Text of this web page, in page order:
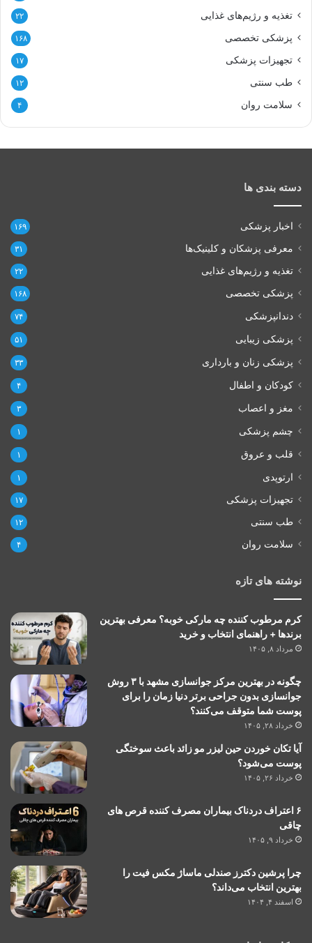
تغذیه و رژیم‌های غذایی ۲۲
پزشکی تخصصی ۱۶۸
تجهیزات پزشکی ۱۷
طب سنتی ۱۲
سلامت روان ۴
دسته بندی ها
اخبار پزشکی ۱۶۹
معرفی پزشکان و کلینیک‌ها ۳۱
تغذیه و رژیم‌های غذایی ۲۲
پزشکی تخصصی ۱۶۸
دندانپزشکی ۷۴
پزشکی زیبایی ۵۱
پزشکی زنان و بارداری ۳۳
کودکان و اطفال ۴
مغز و اعصاب ۳
چشم پزشکی ۱
قلب و عروق ۱
ارتوپدی ۱
تجهیزات پزشکی ۱۷
طب سنتی ۱۲
سلامت روان ۴
نوشته های تازه
کرم مرطوب کننده چه مارکی خوبه؟ معرفی بهترین
برندها + راهنمای انتخاب و خرید
مرداد ۸, ۱۴۰۵
چگونه در بهترین مرکز جوانسازی مشهد با ۳ روش
جوانسازی بدون جراحی برتر دنیا زمان را برای
پوست شما متوقف می‌کنند؟
خرداد ۲۸, ۱۴۰۵
آیا تکان خوردن حین لیزر مو زائد باعث سوختگی
پوست می‌شود؟
خرداد ۲۶, ۱۴۰۵
۶ اعتراف دردناک بیماران مصرف کننده قرص های
چاقی
خرداد ۹, ۱۴۰۵
چرا پرشین دکترز صندلی ماساژ مکس فیت را
بهترین انتخاب می‌داند؟
اسفند ۴, ۱۴۰۴